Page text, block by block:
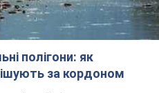
полігони: як
за кордоном